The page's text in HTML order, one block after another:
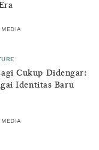
Cukup Didengar:
Identitas Baru
MEDIA